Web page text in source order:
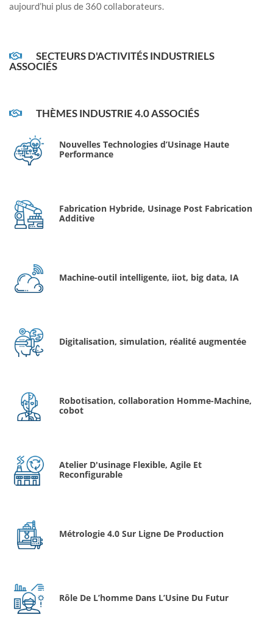
aujourd’hui plus de 360 collaborateurs.
SECTEURS D'ACTIVITÉS INDUSTRIELS
ASSOCIÉS
THÈMES INDUSTRIE 4.0 ASSOCIÉS
Nouvelles Technologies d’Usinage Haute
Performance
Fabrication Hybride, Usinage Post Fabrication
Additive
Machine-outil intelligente, iiot, big data, IA
Digitalisation, simulation, réalité augmentée
Robotisation, collaboration Homme-Machine,
cobot
Atelier D'usinage Flexible, Agile Et
Reconfigurable
Métrologie 4.0 Sur Ligne De Production
Rôle De L’homme Dans L’Usine Du Futur